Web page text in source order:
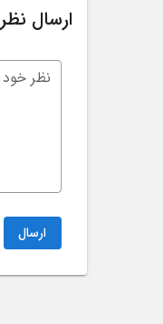
ارسال نظر
نظر خود
ارسال